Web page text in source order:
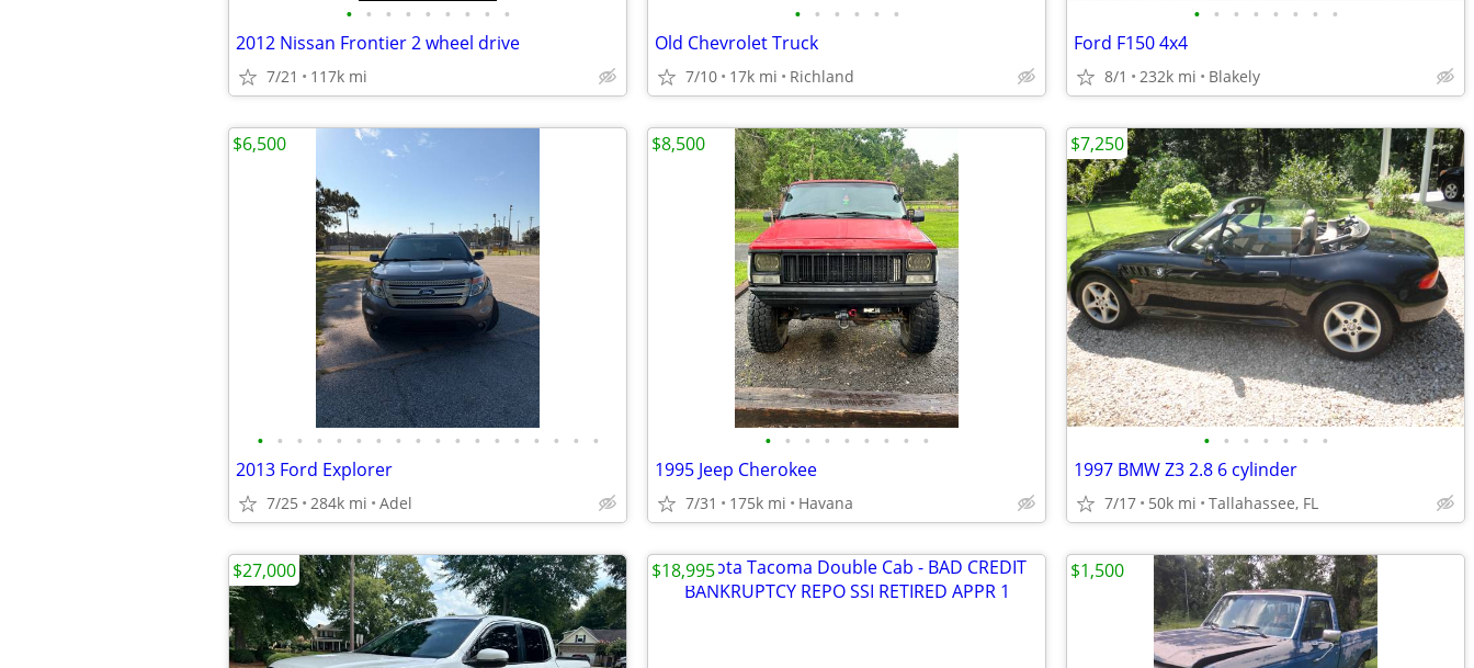
• • • • • • • • •
2012 Nissan Frontier 2 wheel drive
7/21 117k mi
• • • • • •
Old Chevrolet Truck
7/10 17k mi Richland
• • • • • • • •
Ford F150 4x4
8/1 232k mi Blakely
• • • • • • • • • • • • • • • • • •
2013 Ford Explorer
7/25 284k mi Adel
$6,500
• • • • • • • • •
1995 Jeep Cherokee
7/31 175k mi Havana
$8,500
• • • • • • •
1997 BMW Z3 2.8 6 cylinder
7/17 50k mi Tallahassee, FL
$7,250
$27,000 $18,995 $1,500